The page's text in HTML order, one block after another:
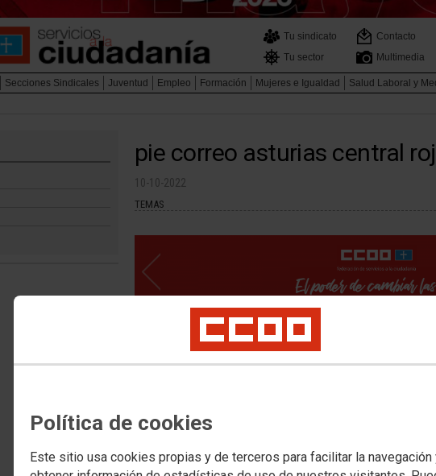
Política de cookies
Este sitio usa cookies propias y de terceros para facilitar la navegación
Tu sindicato
Contacto
Tu sector
Multimedia
Secciones Sindicales Juventud Empleo Formación Mujeres e Igualdad
Salud Laboral y
pie correo asturias central
10-10-2022
TEMAS